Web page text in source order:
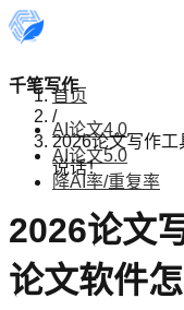
千笔写作
AI论文4.0
AI论文5.0
降AI率/重复率
首页
/
2026论文写作工
说话！
2026论文
论文软件